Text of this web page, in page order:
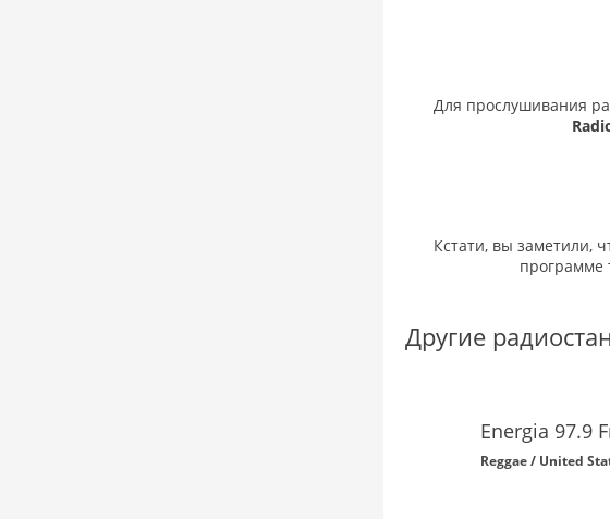
Для прослушивания
Кстати, вы заметили,
программе
Другие
Energia 97.9
Reggae / United